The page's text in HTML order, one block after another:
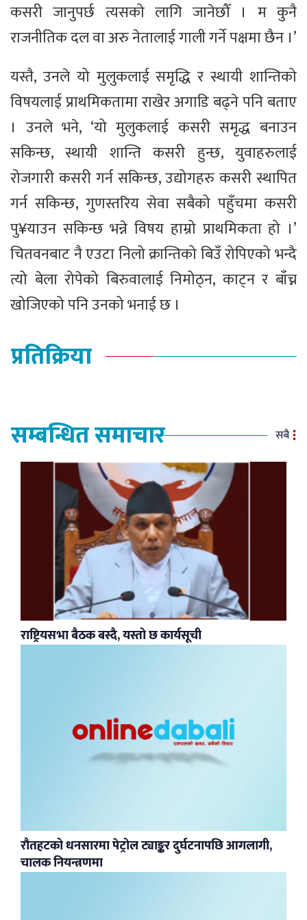
कसरी जानुपर्छ त्यसको लागि जानेछौँ । म कुनै
राजनीतिक दल वा अरु नेतालाई गाली गर्ने पक्षमा छैन ।’
यस्तै, उनले यो मुलुकलाई समृद्धि र स्थायी शान्तिको
विषयलाई प्राथमिकतामा राखेर अगाडि बढ्ने पनि बताए
। उनले भने, ‘यो मुलुकलाई कसरी समृद्ध बनाउन
सकिन्छ, स्थायी शान्ति कसरी हुन्छ, युवाहरुलाई
रोजगारी कसरी गर्न सकिन्छ, उद्योगहरु कसरी स्थापित
गर्न सकिन्छ, गुणस्तरिय सेवा सबैको पहुँचमा कसरी
पु¥याउन सकिन्छ भन्ने विषय हाम्रो प्राथमिकता हो ।’
चितवनबाट नै एउटा निलो क्रान्तिको बिउँ रोपिएको भन्दै
त्यो बेला रोपेको बिरुवालाई निमोठ्न, काट्न र बाँच्न
खोजिएको पनि उनको भनाई छ ।
प्रतिक्रिया
सम्बन्धित समाचार सबै
राष्ट्रियसभा बैठक बस्दै, यस्तो छ कार्यसूची
रौतहटको धनसारमा पेट्रोल ट्याङ्कर दुर्घटनापछि आगलागी,
चालक नियन्त्रणमा